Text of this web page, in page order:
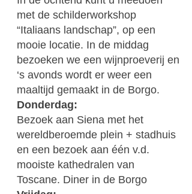
met de schilderworkshop
“Italiaans landschap”, op een
mooie locatie. In de middag
bezoeken we een wijnproeverij en
‘s avonds wordt er weer een
maaltijd gemaakt in de Borgo.
Donderdag:
Bezoek aan Siena met het
wereldberoemde plein + stadhuis
en een bezoek aan één v.d.
mooiste kathedralen van
Toscane. Diner in de Borgo